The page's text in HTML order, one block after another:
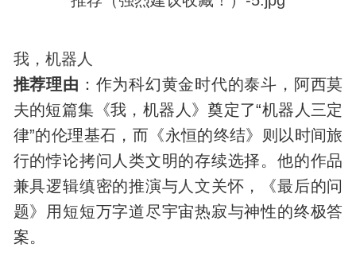
我，机器人
推荐理由 ：作为科幻黄金时代的泰斗，阿西莫
夫的短篇集《我，机器人》奠定了“机器人三定
律”的伦理基石，而《永恒的终结》则以时间旅
行的悖论拷问人类文明的存续选择。他的作品
兼具逻辑缜密的推演与人文关怀，《最后的问
题》用短短万字道尽宇宙热寂与神性的终极答
案。